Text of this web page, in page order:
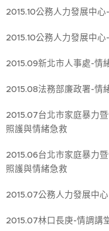
2015.10公務人力發展中心
2015.10公務人力發展中
2015.09新北市人事處-情
2015.08法務部廉政署-情
2015.07台北市家庭暴力
照護與情緒急救
2015.06台北市家庭暴力
照護與情緒急救
2015.07公務人力發展中
2015.07林口長庚-情調講